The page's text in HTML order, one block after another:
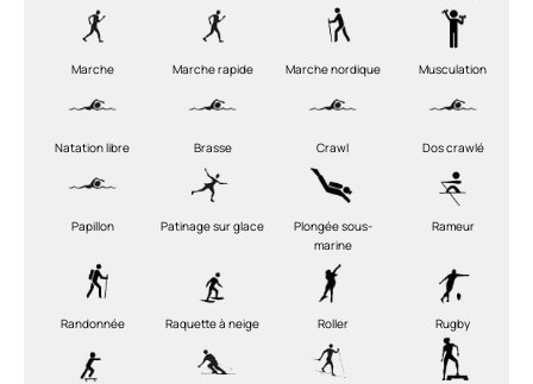
Marche Marche rapide Marche nordique Musculation
Natation libre Brasse Crawl Dos crawlé
Papillon Patinage sur glace
Plongée sous-
marine
Rameur
Randonnée Raquette à neige Roller Rugby